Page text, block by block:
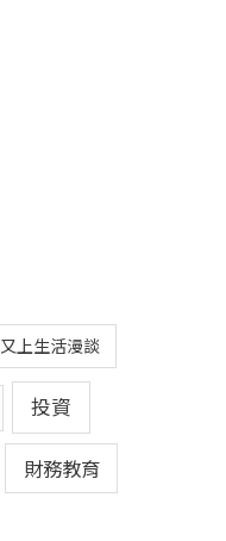
又上生活漫談
投資
財務教育